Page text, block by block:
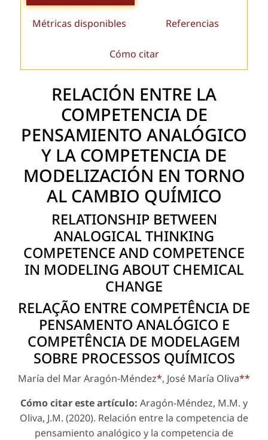
Métricas disponibles Referencias
Cómo citar
RELACIÓN ENTRE LA
COMPETENCIA DE
PENSAMIENTO ANALÓGICO
Y LA COMPETENCIA DE
MODELIZACIÓN EN TORNO
AL CAMBIO QUÍMICO
RELATIONSHIP BETWEEN
ANALOGICAL THINKING
COMPETENCE AND COMPETENCE
IN MODELING ABOUT CHEMICAL
CHANGE
RELAÇÃO ENTRE COMPETÊNCIA DE
PENSAMENTO ANALÓGICO E
COMPETÊNCIA DE MODELAGEM
SOBRE PROCESSOS QUÍMICOS
María del Mar Aragón-Méndez*, José María Oliva**
Cómo citar este artículo: Aragón-Méndez, M.M. y
Oliva, J.M. (2020). Relación entre la competencia de
pensamiento analógico y la competencia de